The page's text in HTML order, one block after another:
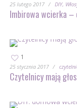
25 lutego 2017 DIY
Imbirowa wcierka
1
25 stycznia 2017
Czytelnicy mają